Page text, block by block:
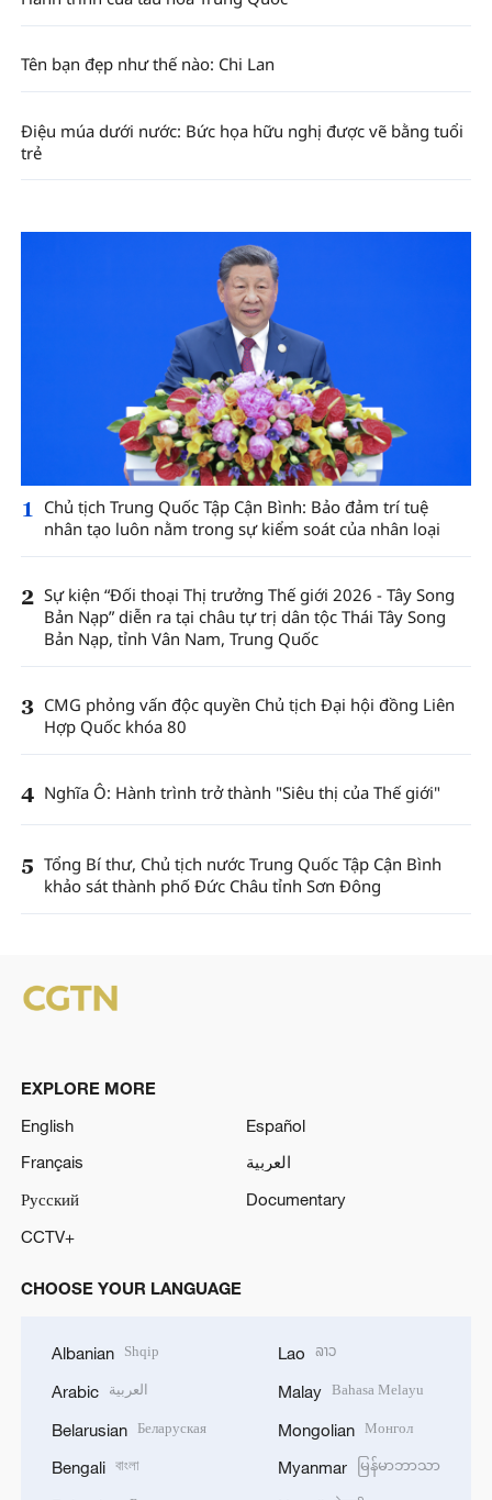
Tên bạn đẹp như thế nào: Chi Lan
Điệu múa dưới nước: Bức họa hữu nghị được vẽ bằng tuổi
trẻ
1
Chủ tịch Trung Quốc Tập Cận Bình: Bảo đảm trí tuệ
nhân tạo luôn nằm trong sự kiểm soát của nhân loại
2 Sự kiện “Đối thoại Thị trưởng Thế giới 2026 - Tây Song
Bản Nạp” diễn ra tại châu tự trị dân tộc Thái Tây Song
Bản Nạp, tỉnh Vân Nam, Trung Quốc
3 CMG phỏng vấn độc quyền Chủ tịch Đại hội đồng Liên
Hợp Quốc khóa 80
4 Nghĩa Ô: Hành trình trở thành "Siêu thị của Thế giới"
5 Tổng Bí thư, Chủ tịch nước Trung Quốc Tập Cận Bình
khảo sát thành phố Đức Châu tỉnh Sơn Đông
EXPLORE MORE
English
Español
Français
العربية
Русский
Documentary
CCTV+
CHOOSE YOUR LANGUAGE
Albanian Shqip
Arabic العربية
Belarusian Беларуская
Bengali বাংলা
Lao ລາວ
Malay Bahasa Melayu
Mongolian Монгол
Myanmar မြန်မာဘာသာ